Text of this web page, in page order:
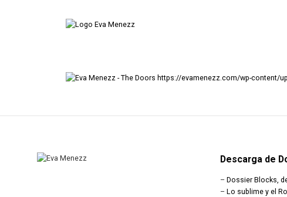
https://evamenezz.com/wp-content/
Descarga de
– Dossier Blocks,
– Lo sublime y el